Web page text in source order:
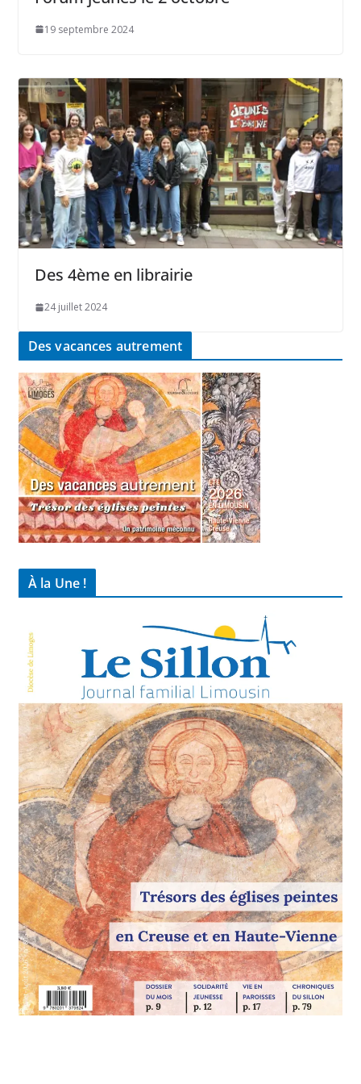
19 septembre 2024
Des 4ème en librairie
24 juillet 2024
Des vacances autrement
À la Une !